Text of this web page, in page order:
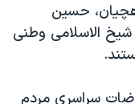
حسین
الاسلامی وطنی
سراسری مردم